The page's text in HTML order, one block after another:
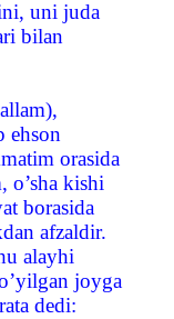
uni juda
bilan
ehson
orasida
o’sha kishi
borasida
afzaldir.
alayhi
joyga
dedi: